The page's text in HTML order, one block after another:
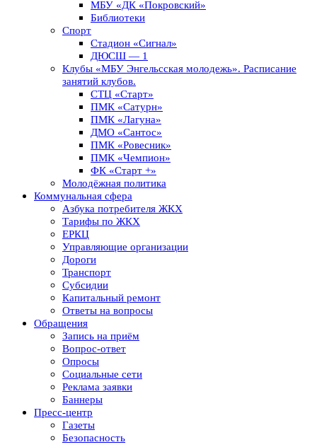
МБУ «ДК «Покровский»
Библиотеки
Спорт
Стадион «Сигнал»
ДЮСШ — 1
Клубы «МБУ Энгельсская молодежь». Расписание
занятий клубов.
СТЦ «Старт»
ПМК «Сатурн»
ПМК «Лагуна»
ДМО «Сантос»
ПМК «Ровесник»
ПМК «Чемпион»
ФК «Старт +»
Молодёжная политика
Коммунальная сфера
Азбука потребителя ЖКХ
Тарифы по ЖКХ
ЕРКЦ
Управляющие организации
Дороги
Транспорт
Субсидии
Капитальный ремонт
Ответы на вопросы
Обращения
Запись на приём
Вопрос-ответ
Опросы
Социальные сети
Реклама заявки
Баннеры
Пресс-центр
Газеты
Безопасность